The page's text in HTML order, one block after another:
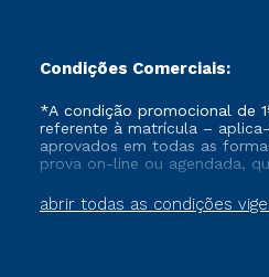
Condições Comerciais:
abrir todas as condições
*A condição promocional de
referente à matrícula –
aprovados em todas as
prova on-line ou agendada,
vigente, que ainda não
tenham cancelado ou